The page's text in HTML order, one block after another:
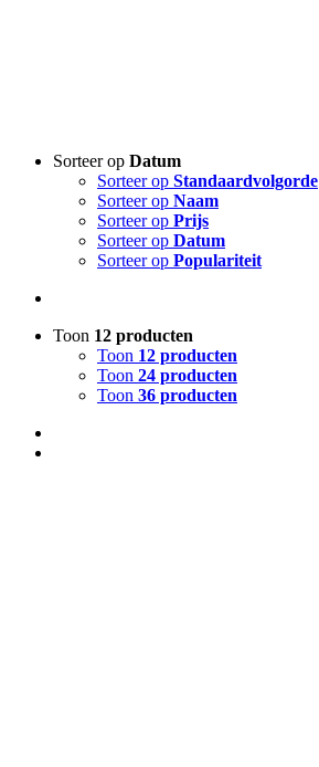
Sorteer op Datum
Sorteer op Standaardvolgorde
Sorteer op Naam
Sorteer op Prijs
Sorteer op Datum
Sorteer op Populariteit
Toon 12 producten
Toon 12 producten
Toon 24 producten
Toon 36 producten